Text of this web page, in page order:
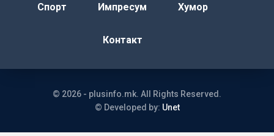
Спорт Импресум Хумор
Контакт
© 2026 - plusinfo.mk. All Rights Reserved.
© Developed by: Unet